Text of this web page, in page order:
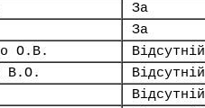
За
За
О.В.
Відсутній
В.О.
Відсутній
Відсутній